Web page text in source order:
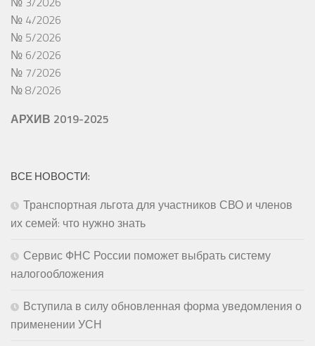
№ 4/2026
№ 5/2026
№ 6/2026
№ 7/2026
№ 8/2026
АРХИВ 2019-2025
ВСЕ НОВОСТИ:
Транспортная льгота для участников СВО и членов
их семей: что нужно знать
Сервис ФНС России поможет выбрать систему
налогообложения
Вступила в силу обновленная форма уведомления о
применении УСН